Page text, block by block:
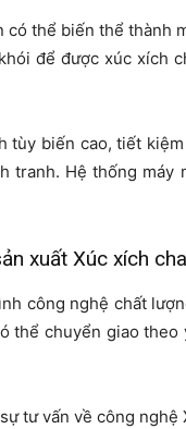
thể biến thể thành
để được xúc xích
tùy biến cao, tiết
tranh. Hệ thống
xuất Xúc xích
công nghệ chất
thể chuyển giao
tư vấn về công nghệ